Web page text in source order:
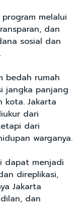
melalui
dan
sosial dan
bedah rumah
jangka panjang
kota. Jakarta
dari
dari
warganya.
dapat menjadi
direplikasi,
Jakarta
dan